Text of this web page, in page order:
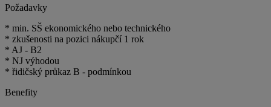
Požadavky
* min. SŠ ekonomického nebo technického
* zkušenosti na pozici nákupčí 1 rok
* AJ - B2
* NJ výhodou
* řidičský průkaz B - podmínkou
Benefity